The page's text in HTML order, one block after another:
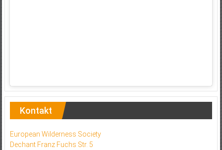
Kontakt
European Wilderness Society
Dechant Franz Fuchs Str. 5